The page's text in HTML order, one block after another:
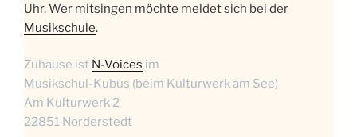
Uhr. Wer mitsingen möchte meldet sich bei der
Musikschule.
Zuhause ist N-Voices im
Musikschul-Kubus (beim Kulturwerk am See)
Am Kulturwerk 2
22851 Norderstedt